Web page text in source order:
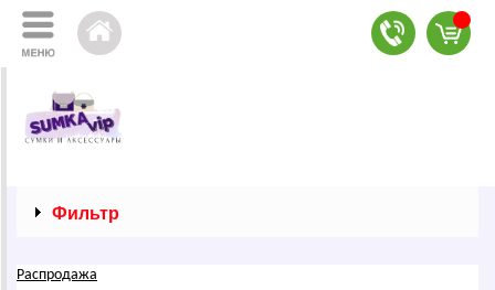
Фильтр
Распродажа